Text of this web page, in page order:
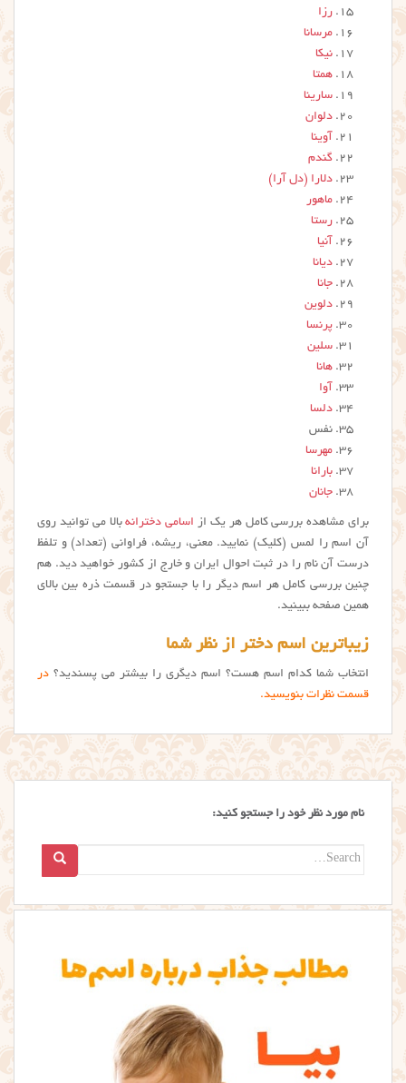
رزا
مرسانا
نیکا
همتا
سارینا
دلوان
آوینا
گندم
دلارا (دل آرا)
ماهور
رستا
آنیا
دیانا
جانا
دلوین
پرنسا
سلین
هانا
آوا
دلسا
نفس
مهرسا
بارانا
جانان
برای مشاهده بررسی کامل هر یک از اسامی دخترانهبالا می توانید روی
آن اسم را لمس (کلیک) نمایید. معنی، ریشه، فراوانی (تعداد) و تلفظ
درست آن نام را در ثبت احوال ایران و خارج از کشور خواهید دید. هم
چنین بررسی کامل هر اسم دیگر را با جستجو در قسمت ذره بین بالای
همین صفحه ببینید.
زیباترین اسم دختر از نظر شما
انتخاب شما کدام اسم هست؟ اسم دیگری را بیشتر می پسندید؟ در
قسمت نظرات بنویسید.
نام مورد نظر خود را جستجو کنید:
Search